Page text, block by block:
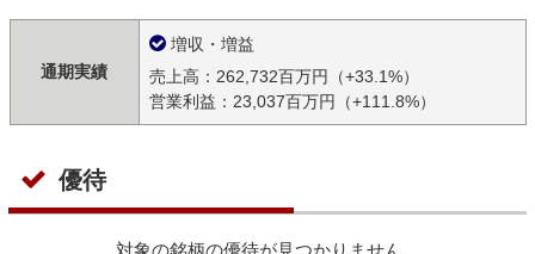
通期実績
増収・増益
売上高：262,732百万円（+33.1%）
営業利益：23,037百万円（+111.8%）
優待
対象の銘柄の優待が見つかりません。